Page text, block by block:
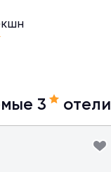
3 отели